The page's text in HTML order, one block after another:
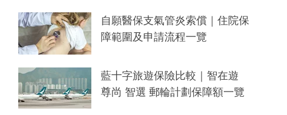
自願醫保支氣管炎索償｜住院保
障範圍及申請流程一覽
藍十字旅遊保險比較｜智在遊
尊尚 智選 郵輪計劃保障額一覽